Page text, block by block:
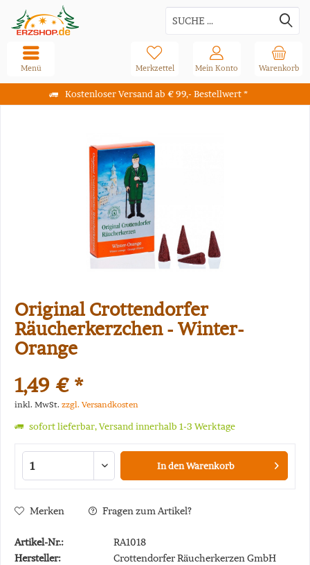
Kostenloser Versand ab € 99,- Bestellwert *
Warenkorb
Merkzettel Mein Konto
Menü
Original Crottendorfer
Räucherkerzchen - Winter-
Orange
1,49 € *
inkl. MwSt. zzgl. Versandkosten
sofort lieferbar, Versand innerhalb 1-3 Werktage
In denWarenkorb
Merken Fragen zum Artikel?
Artikel-Nr.:
RA1018
Hersteller:
Crottendorfer Räucherkerzen GmbH